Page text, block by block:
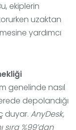
ekiplerin
uzaktan
yardımcı
genelinde nasıl
depolandığı
duyar. AnyDesk,
%99’dan